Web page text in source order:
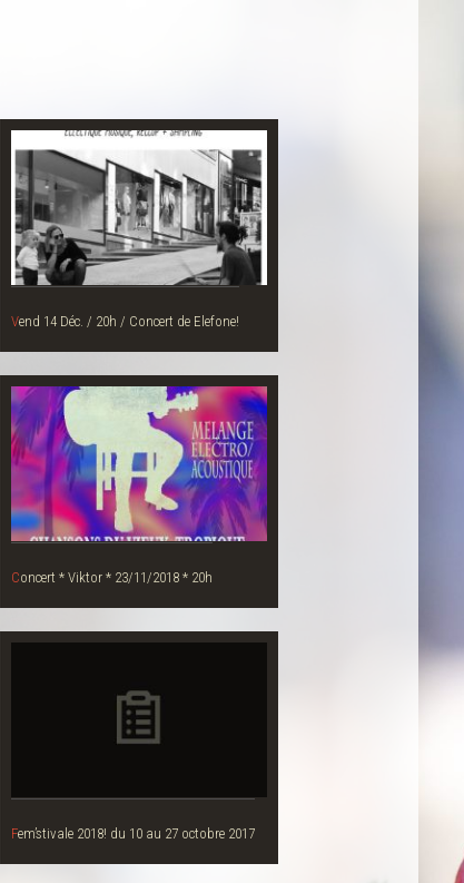
Vend 14 Déc. / 20h / Concert de Elefone!
Concert * Viktor * 23/11/2018 * 20h
Fem’stivale 2018! du 10 au 27 octobre 2017